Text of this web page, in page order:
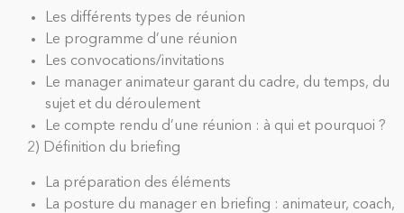
Les différents types de réunion
Le programme d’une réunion
Les convocations/invitations
Le manager animateur garant du cadre, du temps, du
sujet et du déroulement
Le compte rendu d’une réunion : à qui et pourquoi ?
2) Définition du briefing
La préparation des éléments
La posture du manager en briefing : animateur, coach,